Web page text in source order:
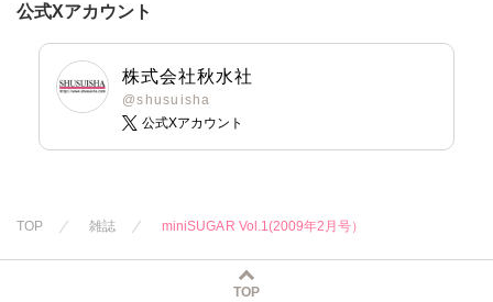
さんかく
踊る毒林檎
沢音千尋 藤春都
片山絢森
愛成れお 朝貴
テラーノベル
葉月かずお
白虎丸 粕谷秀夫
公式Xアカウント
株式会社秋水社
@shusuisha
公式Xアカウント
TOP 雑誌 miniSUGAR Vol.1(2009年2月号）
TOP